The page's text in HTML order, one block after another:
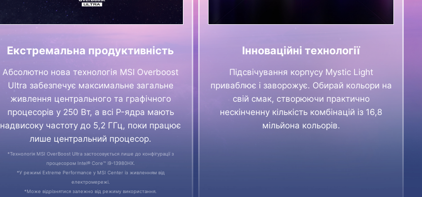
Екстремальна продуктивність
Абсолютно нова технологія MSI Overboost
Ultra забезпечує максимальне загальне
живлення центрального та графічного
процесорів у 250 Вт, а всі P-ядра мають
надвисоку частоту до 5,2 ГГц, поки працює
лише центральний процесор.
*Технологія MSI OverBoost Ultra застосовується лише до конфігурації з
процесором Intel® Core™ i9-13980HX.
*У режимі Extreme Performance у MSI Center із живленням від
електромережі.
*Може відрізнятися залежно від режиму використання.
Інноваційні технології
Підсвічування корпусу Mystic Light
приваблює і заворожує. Обирай кольори на
свій смак, створюючи практично
нескінченну кількість комбінацій із 16,8
мільйона кольорів.